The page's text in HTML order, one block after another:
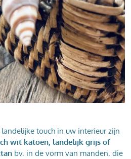
touch in uw interieur zijn
wit katoen, landelijk grijs of
bv. in de vorm van manden, die